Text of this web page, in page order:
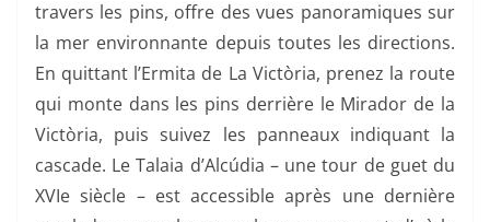
travers les pins, offre des vues panoramiques sur
la mer environnante depuis toutes les directions.
En quittant l’Ermita de La Victòria, prenez la route
qui monte dans les pins derrière le Mirador de la
Victòria, puis suivez les panneaux indiquant la
cascade. Le Talaia d’Alcúdia – une tour de guet du
XVIe siècle – est accessible après une dernière